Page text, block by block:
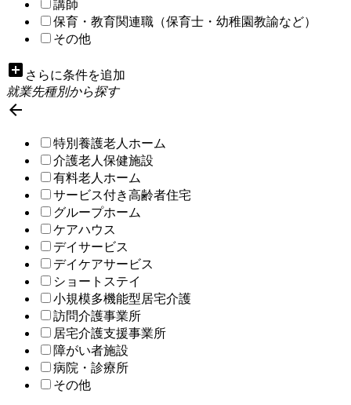
講師
保育・教育関連職（保育士・幼稚園教諭など）
その他
add_box さらに条件を追加
就業先種別から探す

特別養護老人ホーム
介護老人保健施設
有料老人ホーム
サービス付き高齢者住宅
グループホーム
ケアハウス
デイサービス
デイケアサービス
ショートステイ
小規模多機能型居宅介護
訪問介護事業所
居宅介護支援事業所
障がい者施設
病院・診療所
その他